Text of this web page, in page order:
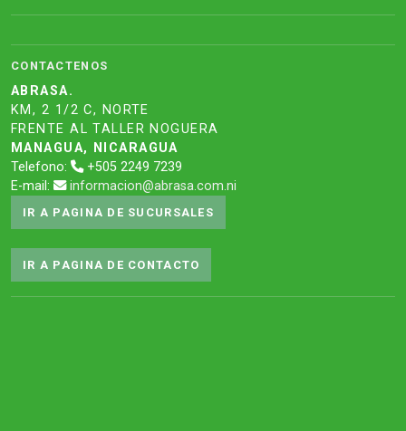
CONTACTENOS
ABRASA.
KM, 2 1/2 C, NORTE
FRENTE AL TALLER NOGUERA
MANAGUA, NICARAGUA
Telefono:
+505 2249 7239
E-mail:
informacion@abrasa.com.ni
IR A PAGINA DE SUCURSALES
IR A PAGINA DE CONTACTO